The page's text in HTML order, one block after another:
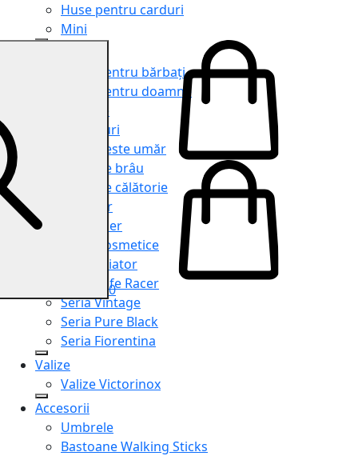
Huse pentru carduri
Mini
Genți pentru bărbați
Genți pentru doamne
Serviete
Rucsacuri
Genți peste umăr
Genți de brâu
Genți de călătorie
Shopper
Organiser
Truse cosmetice
Seria Aviator
Seria Cafe Racer
Seria Vintage
Seria Pure Black
Seria Fiorentina
Valize
Valize Victorinox
Accesorii
Umbrele
Bastoane Walking Sticks
0